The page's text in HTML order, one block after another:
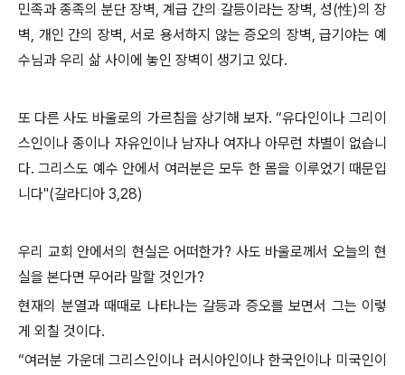
민족과 종족의 분단 장벽, 계급 간의 갈등이라는 장벽, 성(性)의 장
벽, 개인 간의 장벽, 서로 용서하지 않는 증오의 장벽, 급기야는 예
수님과 우리 삶 사이에 놓인 장벽이 생기고 있다.
또 다른 사도 바울로의 가르침을 상기해 보자. “유다인이나 그리이
스인이나 종이나 자유인이나 남자나 여자나 아무런 차별이 없습니
다. 그리스도 예수 안에서 여러분은 모두 한 몸을 이루었기 때문입
니다"(갈라디아 3,28)
우리 교회 안에서의 현실은 어떠한가? 사도 바울로께서 오늘의 현
실을 본다면 무어라 말할 것인가?
현재의 분열과 때때로 나타나는 갈등과 증오를 보면서 그는 이렇
게 외칠 것이다.
“여러분 가운데 그리스인이나 러시아인이나 한국인이나 미국인이